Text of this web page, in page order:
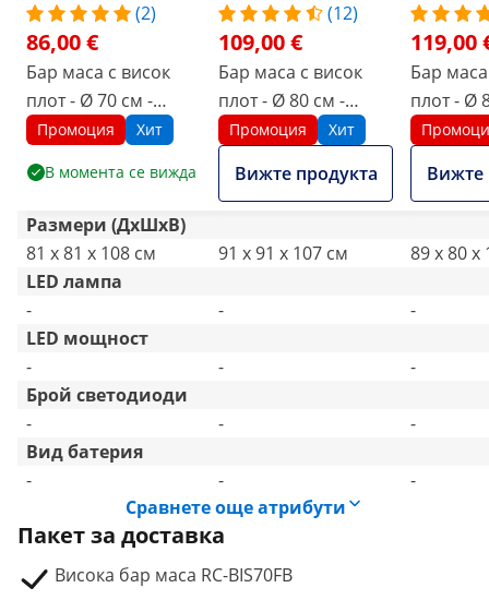
(2)
86,00 €
Бар маса с висок
плот - Ø 70 см -
сгъваема - черна
Промоция Хит
В момента се вижда
(12)
109,00 €
Бар маса с висок
плот - Ø 80 см -
сгъваема - бяла
Промоция Хит
Вижте продукта
119,00
Бар
плот - Ø
Вижте
Размери (ДxШxВ)
81 x 81 x 108 см
91 x 91 x 107 см
89 x 80 x
LED лампа
-
-
-
LED мощност
-
-
-
Брой светодиоди
-
-
-
Вид батерия
-
-
-
Сравнете още атрибути
Пакет за доставка
Висока бар маса RC-BIS70FB